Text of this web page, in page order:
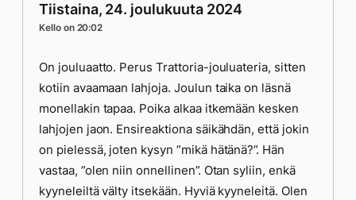
Tiistaina, 24. joulukuuta 2024
Kello on 20:02
On jouluaatto. Perus Trattoria-jouluateria, sitten
kotiin avaamaan lahjoja. Joulun taika on läsnä
monellakin tapaa. Poika alkaa itkemään kesken
lahjojen jaon. Ensireaktiona säikähdän, että jokin
on pielessä, joten kysyn ”mikä hätänä?”. Hän
vastaa, ”olen niin onnellinen”. Otan syliin, enkä
kyyneleiltä välty itsekään. Hyviä kyyneleitä. Olen